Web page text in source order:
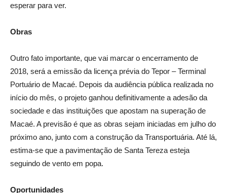
esperar para ver.
Obras
Outro fato importante, que vai marcar o encerramento de
2018, será a emissão da licença prévia do Tepor – Terminal
Portuário de Macaé. Depois da audiência pública realizada no
início do mês, o projeto ganhou definitivamente a adesão da
sociedade e das instituições que apostam na superação de
Macaé. A previsão é que as obras sejam iniciadas em julho do
próximo ano, junto com a construção da Transportuária. Até lá,
estima-se que a pavimentação de Santa Tereza esteja
seguindo de vento em popa.
Oportunidades